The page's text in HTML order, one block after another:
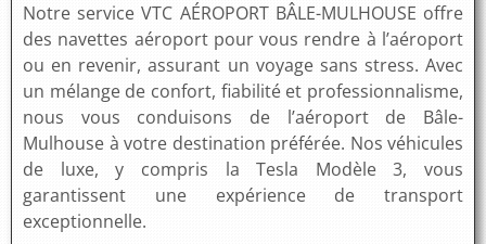
Notre service VTC AÉROPORT BÂLE-MULHOUSE offre
des navettes aéroport pour vous rendre à l’aéroport
ou en revenir, assurant un voyage sans stress. Avec
un mélange de confort, fiabilité et professionnalisme,
nous vous conduisons de l’aéroport de Bâle-
Mulhouse à votre destination préférée. Nos véhicules
de luxe, y compris la Tesla Modèle 3, vous
garantissent une expérience de transport
exceptionnelle.